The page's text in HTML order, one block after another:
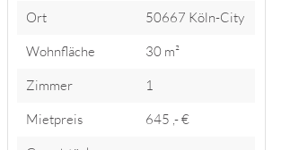
Ort
50667 Köln-City
Wohnfläche
30 m²
Zimmer
1
Mietpreis
645 ,- €